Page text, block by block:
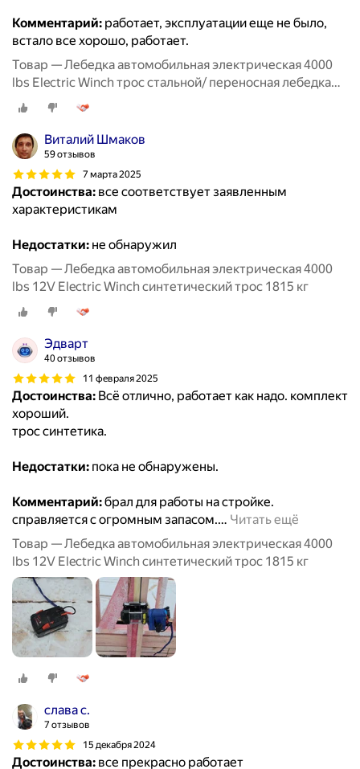
Комментарий: работает, эксплуатации еще не было,
встало все хорошо, работает.
Товар — Лебедка автомобильная электрическая 4000
lbs Electric Winch трос стальной/ переносная лебедка
12В на Ниву, 1815 кг
Виталий Шмаков
59 отзывов
7 марта 2025
Достоинства: все соответствует заявленным
характеристикам
Недостатки: не обнаружил
Товар — Лебедка автомобильная электрическая 4000
lbs 12V Electric Winch синтетический трос 1815 кг
Эдварт
40 отзывов
11 февраля 2025
Достоинства: Всё отлично, работает как надо. комплект
хороший.
трос синтетика.
Недостатки: пока не обнаружены.
Комментарий:брал для работы на стройке.
справляется с огромным запасом.… Читать ещё
Товар — Лебедка автомобильная электрическая 4000
lbs 12V Electric Winch синтетический трос 1815 кг
слава с.
7 отзывов
15 декабря 2024
Достоинства: все прекрасно работает